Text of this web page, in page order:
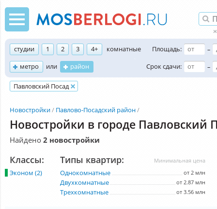
студии 1 2 3 4+
комнатные
метро
или район
Площадь:
–
Срок сдачи:
–
Павловский Посад
Новостройки Павлово-Посадский район
Новостройки в городе Павловский
Найдено 2 новостройки
Классы:
Эконом (2)
Минимальная цена
Типы квартир:
Однокомнатные от 2 млн
Двухкомнатные от 2.87 млн
Трехкомнатные от 3.56 млн